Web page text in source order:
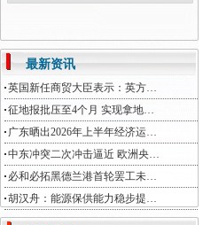
最新资讯
英国新任商贸大臣表示：英方…
征地报批压至4个月 实现拿地…
广东晒出2026年上半年经济运…
中东冲突二次冲击逼近 欧洲央…
必和必拓黑德兰港首轮罢工未…
胡汉舟：能源保供能力稳步提…